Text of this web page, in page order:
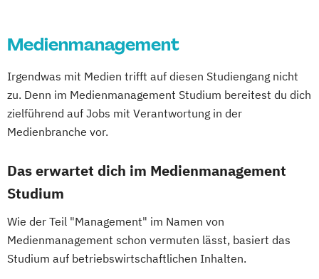
Medienmanagement
Irgendwas mit Medien trifft auf diesen Studiengang nicht
zu. Denn im Medienmanagement Studium bereitest du dich
zielführend auf Jobs mit Verantwortung in der
Medienbranche vor.
Das erwartet dich im Medienmanagement
Studium
Wie der Teil "Management" im Namen von
Medienmanagement schon vermuten lässt, basiert das
Studium auf betriebswirtschaftlichen Inhalten.